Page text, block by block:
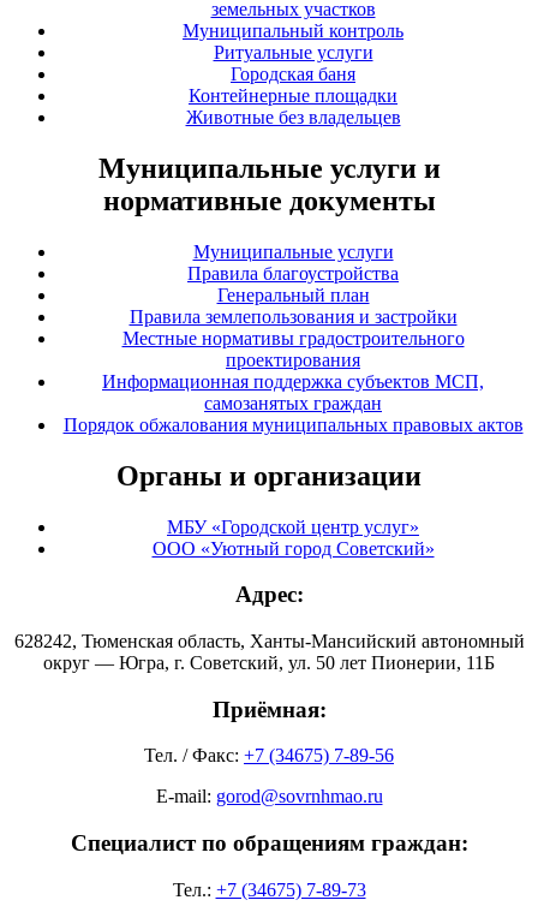
земельных участков
Муниципальный контроль
Ритуальные услуги
Городская баня
Контейнерные площадки
Животные без владельцев
Муниципальные услуги и
нормативные документы
Муниципальные услуги
Правила благоустройства
Генеральный план
Правила землепользования и застройки
Местные нормативы градостроительного
проектирования
Информационная поддержка субъектов МСП,
самозанятых граждан
Порядок обжалования муниципальных правовых актов
Органы и организации
МБУ «Городской центр услуг»
ООО «Уютный город Советский»
Адрес:
628242, Тюменская область, Ханты-Мансийский автономный
округ — Югра, г. Советский, ул. 50 лет Пионерии, 11Б
Приёмная:
Тел. / Факс: +7 (34675) 7-89-56
E-mail: gorod@sovrnhmao.ru
Специалист по обращениям граждан:
Тел.: +7 (34675) 7-89-73